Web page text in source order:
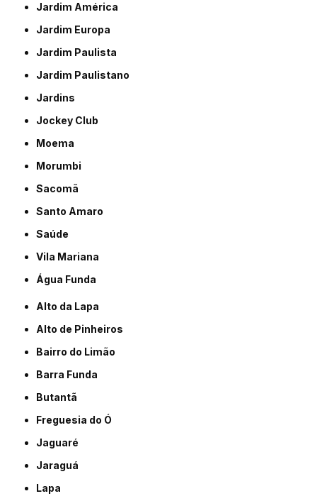
Jardim América
Jardim Europa
Jardim Paulista
Jardim Paulistano
Jardins
Jockey Club
Moema
Morumbi
Sacomã
Santo Amaro
Saúde
Vila Mariana
Água Funda
Alto da Lapa
Alto de Pinheiros
Bairro do Limão
Barra Funda
Butantã
Freguesia do Ó
Jaguaré
Jaraguá
Lapa